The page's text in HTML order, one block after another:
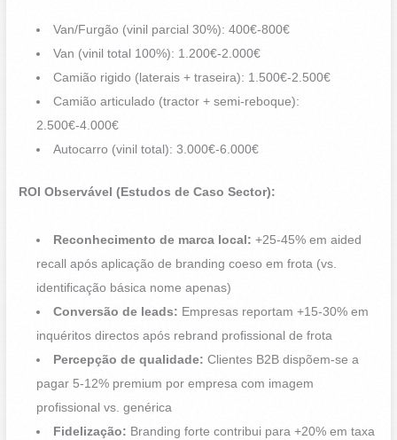
Van/Furgão (vinil parcial 30%): 400€-800€
Van (vinil total 100%): 1.200€-2.000€
Camião rigido (laterais + traseira): 1.500€-2.500€
Camião articulado (tractor + semi-reboque):
2.500€-4.000€
Autocarro (vinil total): 3.000€-6.000€
ROI Observável (Estudos de Caso Sector):
Reconhecimento de marca local: +25-45% em aided
recall após aplicação de branding coeso em frota (vs.
identificação básica nome apenas)
Conversão de leads: Empresas reportam +15-30% em
inquéritos directos após rebrand profissional de frota
Percepção de qualidade: Clientes B2B dispõem-se a
pagar 5-12% premium por empresa com imagem
profissional vs. genérica
Fidelização: Branding forte contribui para +20% em taxa